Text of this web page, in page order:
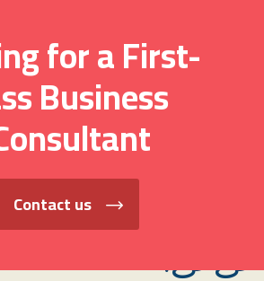
for a First-
Business
Contact us
من نحن؟